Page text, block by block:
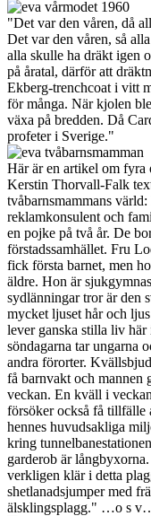
"Det var den våren, då
Det var den våren, så
alla skulle ha dräkt igen
på åratal, därför att
Ekberg-trenchcoat i vitt
för många. När kjolen
växa på bredden. Då
profeter i Sverige."
Här är en artikel om
Kerstin Thorvall-Falk
tvåbarnsmammans
reklamkonsulent och
en pojke på två år. De
förstadssamhället. Fru
fick första barnet, men
äldre. Hon är
sydlänningar tror är den
mycket ljuset hår och
lever ganska stilla liv här
söndagarna tar ungarna
andra förorter.
få barnvakt och mannen
veckan. En kväll i
försöker också få tillfälle
hennes huvudsakliga
kring
garderob är
verkligen klär i detta
shetlanadsjumper med
älsklingsplagg." …o s